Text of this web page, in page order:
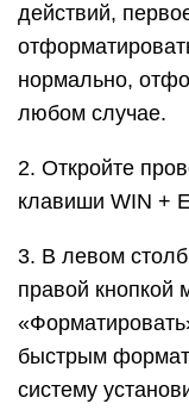
действий,
нормально,
любом случае.
2. Откройте
клавиши WIN +
3. В левом
правой кнопкой
быстрым
систему